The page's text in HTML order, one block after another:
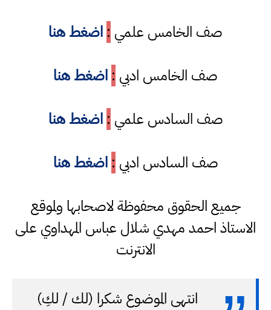
صف الخامس علمي : اضغط هنا
صف الخامس ادبي : اضغط هنا
صف السادس علمي : اضغط هنا
صف السادس ادبي : اضغط هنا
جميع الحقوق محفوظة لاصحابها ولموقع
الاستاذ احمد مهدي شلال عباس المهداوي على
الانترنت
انتهى الموضوع شكرا (لك / لكِ)